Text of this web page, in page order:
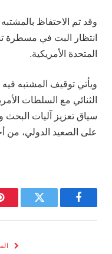
وقد تم الاحتفاظ
انتظار البت في مسطرة
المتحدة الأمريكية.
ويأتي توقيف المشتبه
الثنائي مع السلطات
سياق تعزيز آليات
على الصعيد الدولي، من
فيسبوك تويتر